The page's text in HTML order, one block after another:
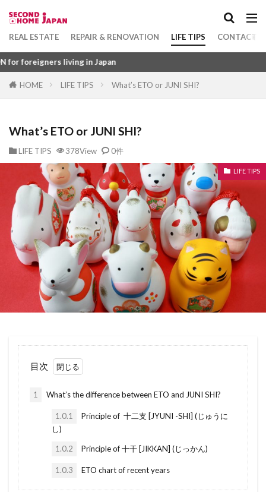
REAL ESTATE REPAIR & RENOVATION LIFE TIPS CONTACT
terrace house
toushi bukken
tenshutsu todoke
unit bath
washi datami
washi
wareki wakayama
village
uttoko
uritate jyutaku uritate
urinushi
tsuboniwa
tsubo townhouse
touya
tentaishaku
sunroom
taishinkijun
taishaku
tailecarpet
taikakouzou
taikakenchikubutu
syuzen
syurou syueki
super tamade
sumishou
taishou sumaho
sukiyazukuri
sujikai
suisen
stainedglass
sotodannetsu
songaihoshou
sonekikeisansho
sokuryoushi
sokotsuki
taisho
taiyoukouhatsuden
tennoh
teikishakka
teitaku
teiki shakka
tateuri jyutaku
tateuri tatemono
tategu
tatami
tanpo takushi
takuchi tatemono
takuchi
検索
living in Japan
HOME LIFE TIPS What’s ETO or JUNI SHI?
What’s ETO or JUNI SHI?
LIFE TIPS 378View 0件
LIFE TIPS
目次
1 What’s the difference between ETO and JUNI SHI?
1.0.1
Principle of 十二支 [JYUNI -SHI] (じゅうに
し)
1.0.2 Principle of 十干 [JIKKAN] (じっかん)
1.0.3 ETO chart of recent years
Category
ふすま
ふくろじ ふきぬけ
ふぁーにっしゅどあぱーとめんと
ふぁーにっしゅど
ぴーたいる
びーえす
ひょうご
ふようこうじょ
ひとつぼ
ひきわたし
ひきど
ひかりふぁいばー
ひかりてれび
ひあたりりょうこう
ぱーごら
ぱーきんぐ
ばるこにー
ばするーむ
ふどうさんぎょうしゃ
ふらっと
ばいかいけいやく
べた基礎
ほんま
ほようしょ
ほすてる
ほしょうにん
ふらっと35
へいせい
ぶんぴつ
ぶんじょうちんたい
ぶんじょう
ぶろっくべえ
ふらっと３５
ばいかいほうしゅう
ないけん
にこうどうろ なんぼ
なんど
なげし ながや
ないらんかい